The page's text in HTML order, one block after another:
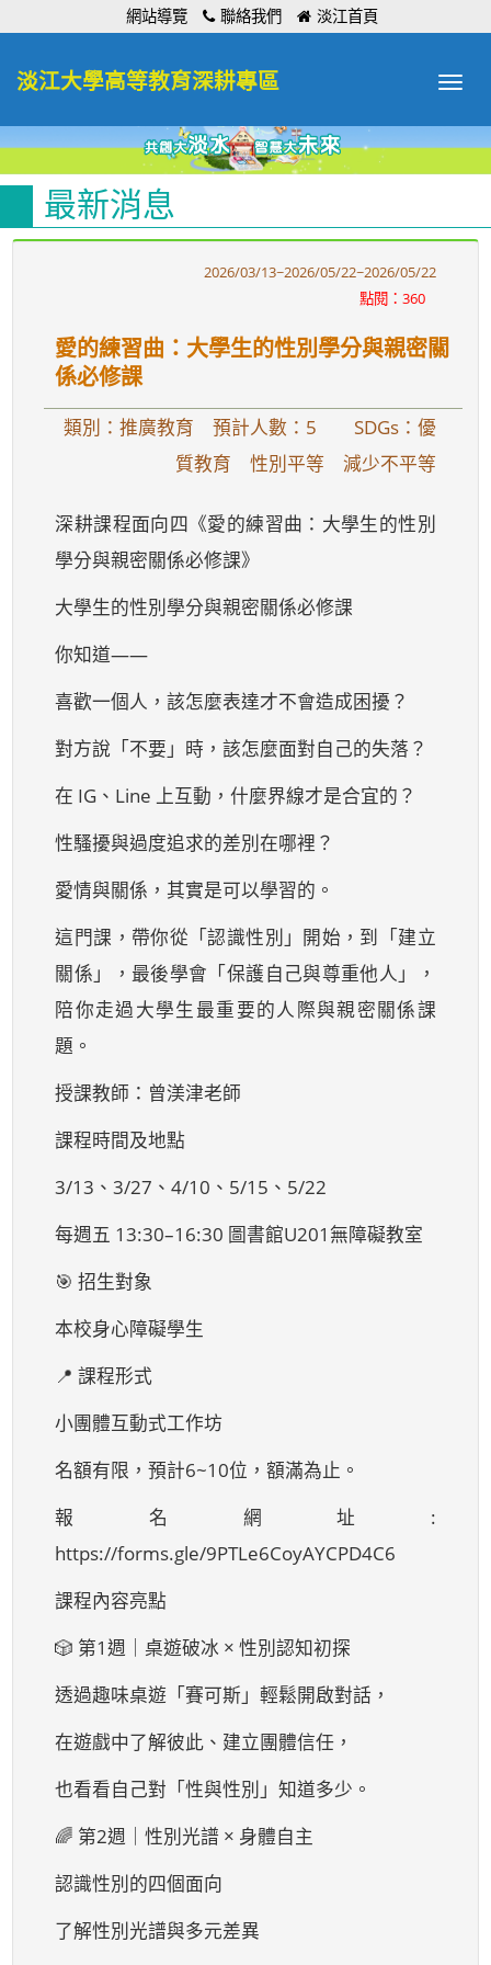
網站導覽 聯絡我們 淡江首頁
Toggle
淡江大學高等教育深耕專區
最新消息
2026/03/13~2026/05/22~2026/05/22
點閱：360
愛的練習曲：大學生的性別學分與親密關
係必修課
類別：推廣教育 預計人數：5
SDGs：優
質教育 性別平等 減少不平等
深耕課程面向四《愛的練習曲：大學生的性別
學分與親密關係必修課》
大學生的性別學分與親密關係必修課
你知道——
喜歡一個人，該怎麼表達才不會造成困擾？
對方說「不要」時，該怎麼面對自己的失落？
在 IG、Line 上互動，什麼界線才是合宜的？
性騷擾與過度追求的差別在哪裡？
愛情與關係，其實是可以學習的。
這門課，帶你從「認識性別」開始，到「建立
關係」，最後學會「保護自己與尊重他人」，
陪你走過大學生最重要的人際與親密關係課
題。
授課教師：曾渼津老師
課程時間及地點
3/13、3/27、4/10、5/15、5/22
每週五 13:30–16:30 圖書館U201無障礙教室
🎯 招生對象
本校身心障礙學生
📍 課程形式
小團體互動式工作坊
名額有限，預計6~10位，額滿為止。
報名網址:
https://forms.gle/9PTLe6CoyAYCPD4C6
課程內容亮點
🎲 第1週｜桌遊破冰 × 性別認知初探
透過趣味桌遊「賽可斯」輕鬆開啟對話，
在遊戲中了解彼此、建立團體信任，
也看看自己對「性與性別」知道多少。
🌈 第2週｜性別光譜 × 身體自主
認識性別的四個面向
了解性別光譜與多元差異